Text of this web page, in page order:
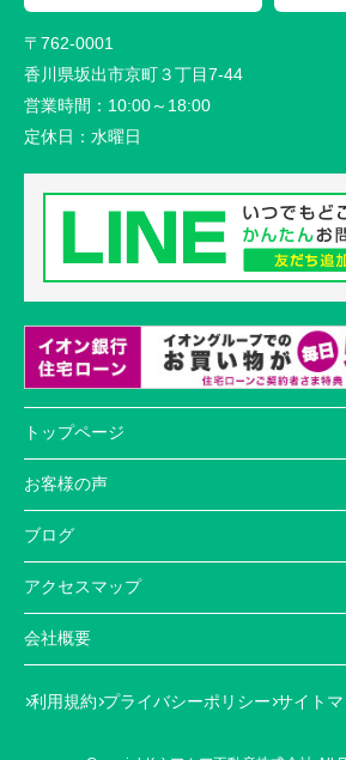
〒762-0001
香川県坂出市京町３丁目7-44
営業時間： 10:00～18:00
定休日： 水曜日
トップページ
お客様の声
ブログ
アクセスマップ
会社概要
利用規約 プライバシーポリシー サイト